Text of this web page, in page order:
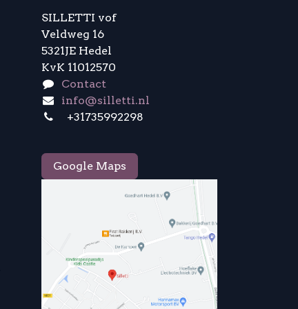
SILLETTI vof
Veldweg 16
5321JE Hedel
KvK 11012570
Contact
info@silletti.nl
+31735992298
Google Maps